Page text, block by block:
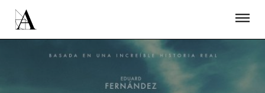
ACTUALIDAD
PROYECTOS
ÚNETE A LA ACADEMIA DE CINE